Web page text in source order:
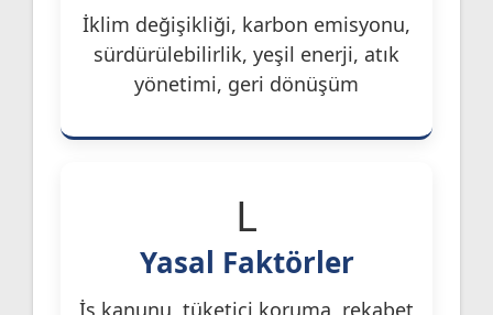
İklim değişikliği, karbon emisyonu,
sürdürülebilirlik, yeşil enerji, atık
yönetimi, geri dönüşüm
L
Yasal Faktörler
İş kanunu, tüketici koruma, rekabet